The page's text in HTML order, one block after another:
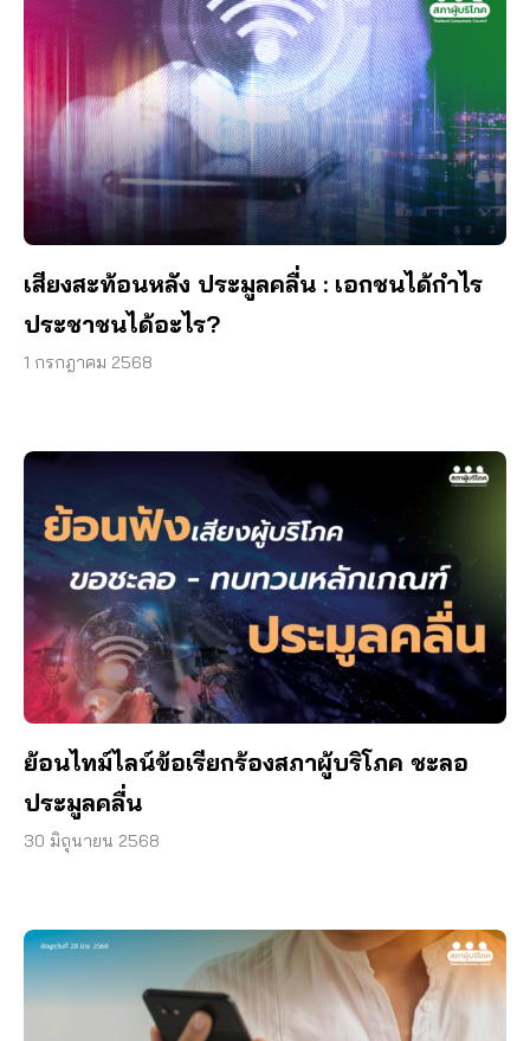
เสียงสะท้อนหลัง ประมูลคลื่น : เอกชนได้กำไร
ประชาชนได้อะไร?
1 กรกฎาคม 2568
ย้อนไทม์ไลน์ข้อเรียกร้องสภาผู้บริโภค ชะลอ
ประมูลคลื่น
30 มิถุนายน 2568